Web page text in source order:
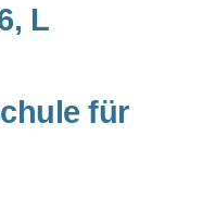
L
für